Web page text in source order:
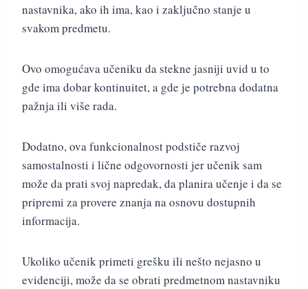
nastavnika, ako ih ima, kao i zaključno stanje u
svakom predmetu.
Ovo omogućava učeniku da stekne jasniji uvid u to
gde ima dobar kontinuitet, a gde je potrebna dodatna
pažnja ili više rada.
Dodatno, ova funkcionalnost podstiče razvoj
samostalnosti i lične odgovornosti jer učenik sam
može da prati svoj napredak, da planira učenje i da se
pripremi za provere znanja na osnovu dostupnih
informacija.
Ukoliko učenik primeti grešku ili nešto nejasno u
evidenciji, može da se obrati predmetnom nastavniku